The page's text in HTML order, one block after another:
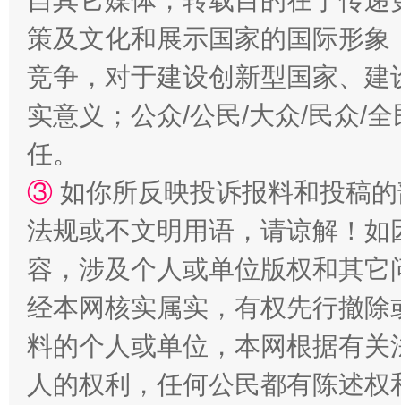
“蜀中异人”王建安的艺术幻境
策及文化和展示国家的国际形
竞争，对于建设创新型国家、
实意义；公众/公民/大众/民众/
任。
③ 如你所反映投诉报料和投稿
法规或不文明用语，请谅解！
容，涉及个人或单位版权和其它
经本网核实属实，有权先行撤
料的个人或单位，本网根据有
人的权利，任何公民都有陈述